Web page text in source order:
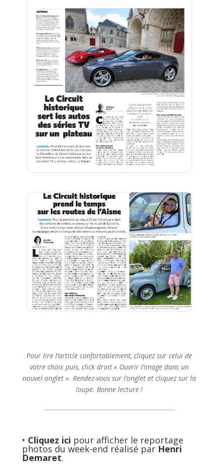
Pour lire l’article confortablement, cliquez sur celui de
votre choix puis, click droit « Ouvrir l’image dans un
nouvel onglet ». Rendez-vous sur l’onglet et cliquez sur la
loupe. Bonne lecture !
• Cliquez ici pour afficher le reportage
photos du week-end réalisé par Henri
Demaret.